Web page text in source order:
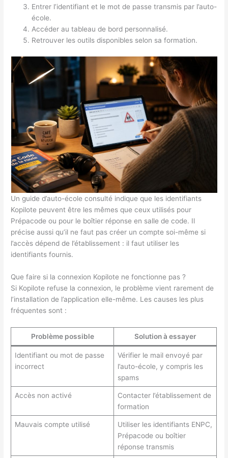
Entrer l’identifiant et le mot de passe transmis par l’auto-
école.
Accéder au tableau de bord personnalisé.
Retrouver les outils disponibles selon sa formation.
Un guide d’auto-école consulté indique que les identifiants
Kopilote peuvent être les mêmes que ceux utilisés pour
Prépacode ou pour le boîtier réponse en salle de code. Il
précise aussi qu’il ne faut pas créer un compte soi-même si
l’accès dépend de l’établissement : il faut utiliser les
identifiants fournis.
Que faire si la connexion Kopilote ne fonctionne pas ?
Si Kopilote refuse la connexion, le problème vient rarement de
l’installation de l’application elle-même. Les causes les plus
fréquentes sont :
Problème possible Solution à essayer
Identifiant ou mot de passe
incorrect
Vérifier le mail envoyé par
l’auto-école, y compris les
spams
Accès non activé
Contacter l’établissement de
formation
Mauvais compte utilisé
Utiliser les identifiants ENPC,
Prépacode ou boîtier
réponse transmis